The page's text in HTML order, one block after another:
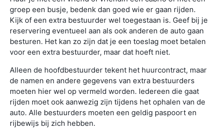
groep een busje, bedenk dan goed wie er gaan rijden.
Kijk of een extra bestuurder wel toegestaan is. Geef bij je
reservering eventueel aan als ook anderen de auto gaan
besturen. Het kan zo zijn dat je een toeslag moet betalen
voor een extra bestuurder, maar dat hoeft niet.
Alleen de hoofdbestuurder tekent het huurcontract, maar
de namen en andere gegevens van extra bestuurders
moeten hier wel op vermeld worden. Iedereen die gaat
rijden moet ook aanwezig zijn tijdens het ophalen van de
auto. Alle bestuurders moeten een geldig paspoort en
rijbewijs bij zich hebben.